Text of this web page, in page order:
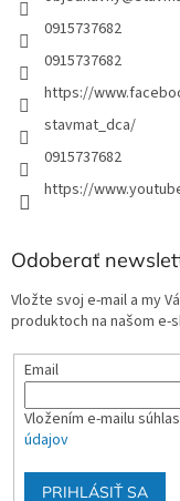
0915737682
0915737682
https://
stavmat_dca/
0915737682
https://
Odoberať
Vložte svoj e-mail a my
produktoch na našom e-
Email
Vložením e-mailu
údajov
PRIHLÁSIŤ SA